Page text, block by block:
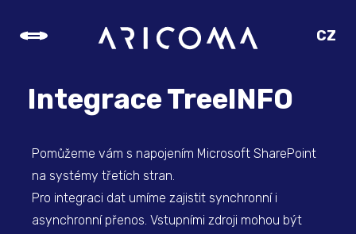
CZ
Integrace TreeINFO
Pomůžeme vám s napojením Microsoft SharePoint
na systémy třetích stran.
Pro integraci dat umíme zajistit synchronní i
asynchronní přenos. Vstupními zdroji mohou být